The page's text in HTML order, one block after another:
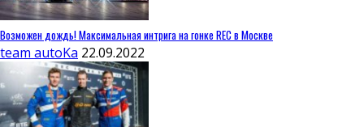
Возможен дождь! Максимальная интрига на гонке REC в Москве
team autoKa 22.09.2022